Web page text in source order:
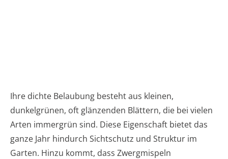
Ihre dichte Belaubung besteht aus kleinen,
dunkelgrünen, oft glänzenden Blättern, die bei vielen
Arten immergrün sind. Diese Eigenschaft bietet das
ganze Jahr hindurch Sichtschutz und Struktur im
Garten. Hinzu kommt, dass Zwergmispeln